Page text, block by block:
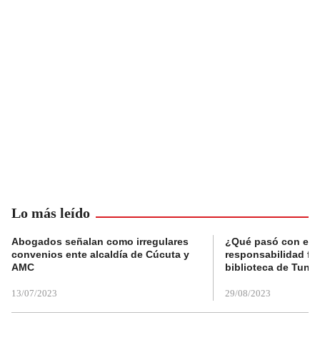
Lo más leído
Abogados señalan como irregulares
convenios ente alcaldía de Cúcuta y
AMC
13/07/2023
¿Qué pasó con el
responsabilidad
biblioteca de
29/08/2023